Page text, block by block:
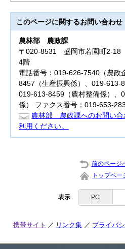
このページに関するお問い合わせ
農林部 農政課
〒020-8531 盛岡市若園町2-18
4階
電話番号：019-626-7540（農政
8457（生産振興係）、019-613-
019-613-8459（農村整備係）、
係） ファクス番号：019-653-
農林部 農政課へのお問い合
利用ください。
前のページ
トップペー
表示 PC
携帯サイト リンク集 プライバ